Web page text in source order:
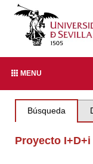
MENU
Búsqueda
Proyecto I+D+i